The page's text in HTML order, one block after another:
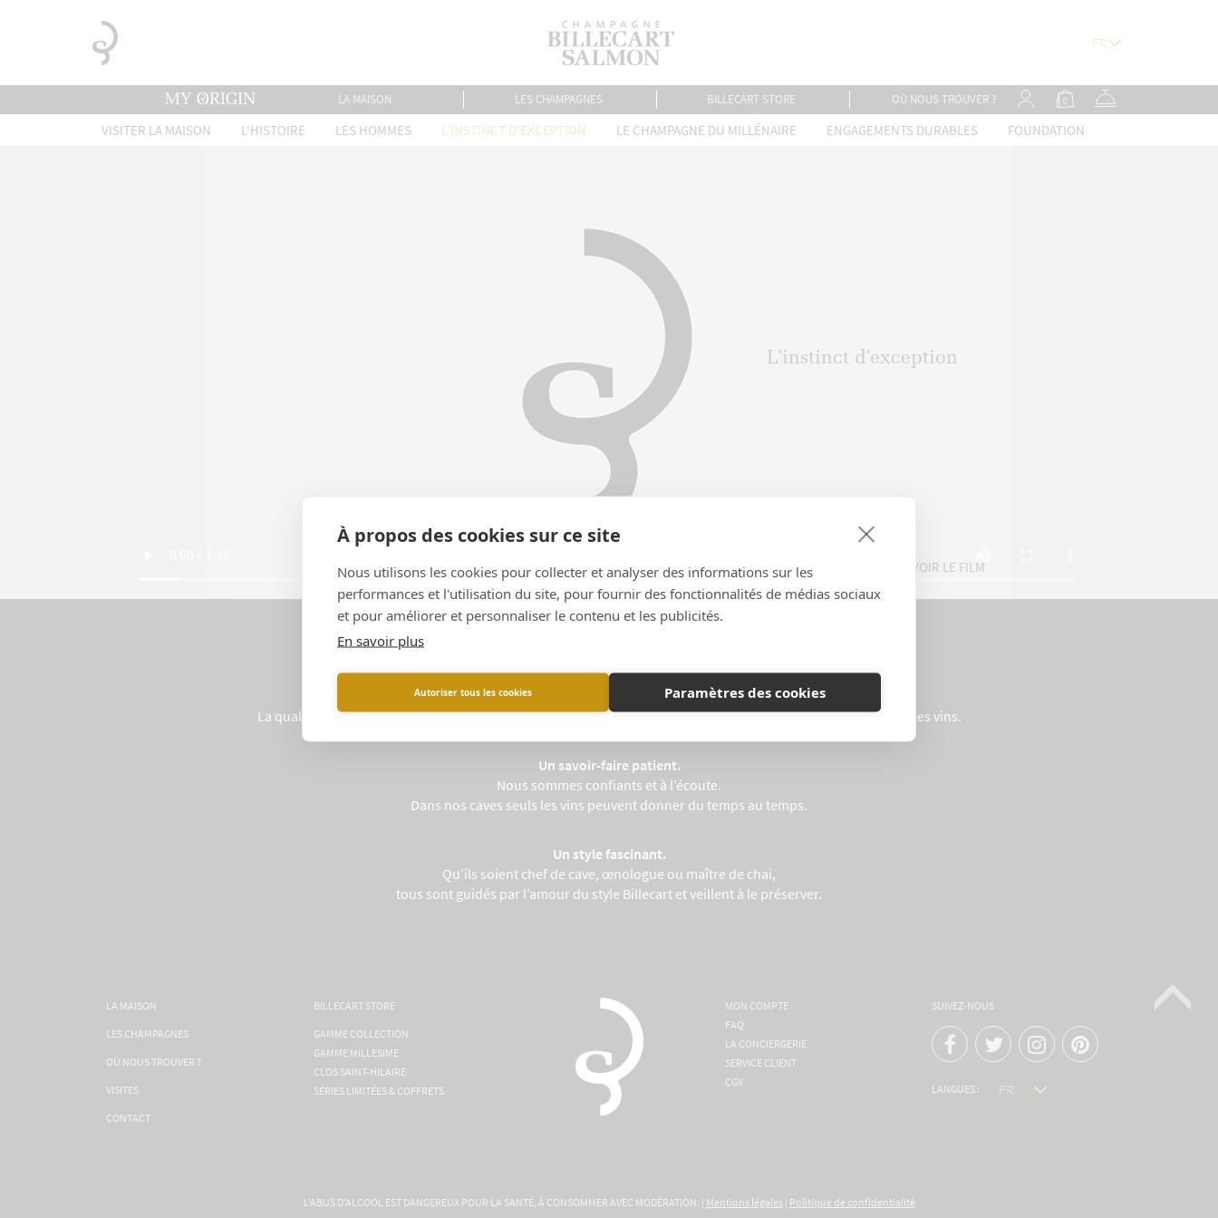
À propos des cookies sur ce site
Nous utilisons les cookies pour collecter et analyser des informations sur les
performances et l'utilisation du site, pour fournir des fonctionnalités de médias sociaux
et pour améliorer et personnaliser le contenu et les publicités.
En savoir plus
Autoriser tous les cookies Paramètres des cookies
LA MAISON LES CHAMPAGNES BILLECART STORE OÙ NOUS TROUVER ? 0
VISITER LA MAISON L'HISTOIRE LES HOMMES L'INSTINCT D'EXCEPTION LE CHAMPAGNE DU MILLÉNAIRE ENGAGEMENTS DURABLES FOUNDATION
L'instinct d'exception
VOIR LE FILM
Le travail, le temps, le style… par instinct
Un travail minutieux et exigeant.
La qualité et l’intelligence président plus que jamais nos choix, du travail de la vigne jusqu’aux assemblages des vins.
Un savoir-faire patient.
Nous sommes confiants et à l’écoute.
Dans nos caves seuls les vins peuvent donner du temps au temps.
Un style fascinant.
Qu’ils soient chef de cave, œnologue ou maître de chai,
tous sont guidés par l’amour du style Billecart et veillent à le préserver.
LA MAISON
LES CHAMPAGNES
OÙ NOUS TROUVER ?
VISITES
CONTACT
BILLECART STORE
GAMME COLLECTION
GAMME MILLESIME
CLOS SAINT-HILAIRE
SÉRIES LIMITÉES & COFFRETS
MON COMPTE
FAQ
LA CONCIERGERIE
SERVICE CLIENT
CGV
SUIVEZ-NOUS
LANGUES :
L'ABUS D'ALCOOL EST DANGEREUX POUR LA SANTÉ, À CONSOMMER AVEC MODÉRATION. | Mentions légales | Politique de confidentialité